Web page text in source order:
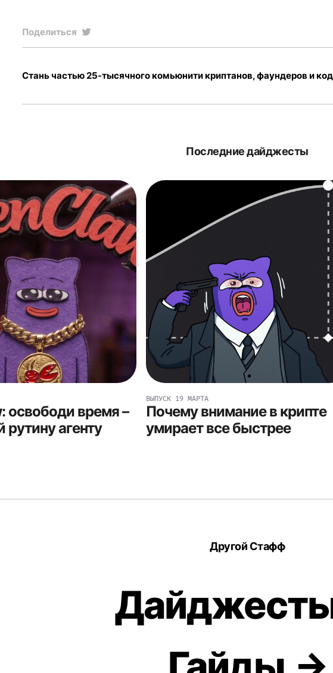
Поделиться
Стань частью 25-тысячного комьюнити криптанов, фаундеров и
Последние дайджесты
освободи время –
рутину агенту
ВЫПУСК 19 МАРТА
Почему внимание в крипте
умирает все быстрее
Другой Стафф